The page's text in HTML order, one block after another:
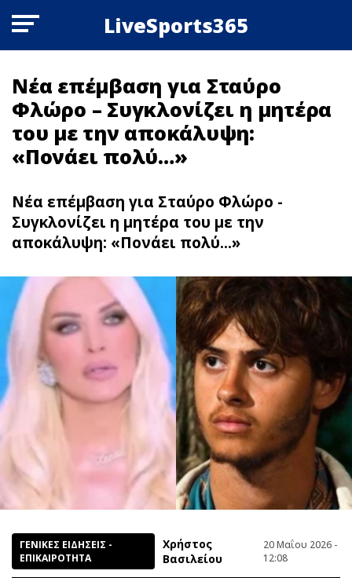
LiveSports365
Νέα επέμβαση για Σταύρο
Φλώρο – Συγκλονίζει η μητέρα
του με την αποκάλυψη:
«Πονάει πολύ…»
Νέα επέμβαση για Σταύρο Φλώρο -
Συγκλονίζει η μητέρα του με την
αποκάλυψη: «Πονάει πολύ...»
ΓΕΝΙΚΕΣ ΕΙΔΗΣΕΙΣ -
ΕΠΙΚΑΙΡΟΤΗΤΑ
Χρήστος
Βασιλείου
20 Μαΐου 2026 -
12:08